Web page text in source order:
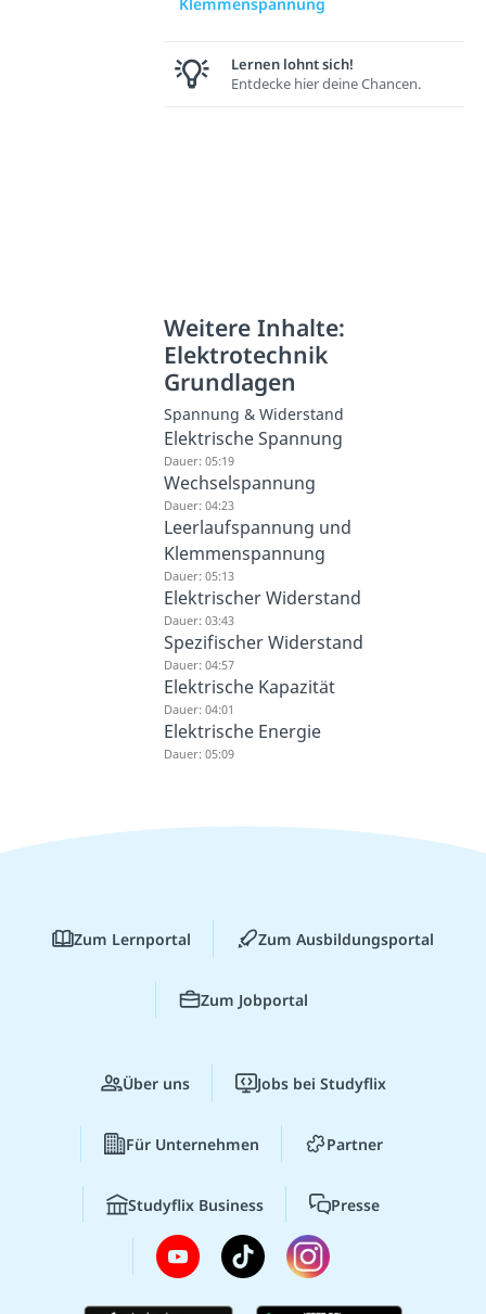
Lernen lohnt sich!
Entdecke hier deine Chancen.
Weitere Inhalte:
Elektrotechnik
Grundlagen
Spannung & Widerstand
Elektrische Spannung
Dauer: 05:19
Wechselspannung
Dauer: 04:23
Leerlaufspannung und
Klemmenspannung
Dauer: 05:13
Elektrischer Widerstand
Dauer: 03:43
Spezifischer Widerstand
Dauer: 04:57
Elektrische Kapazität
Dauer: 04:01
Elektrische Energie
Dauer: 05:09
Zum Lernportal Zum Ausbildungsportal
Zum Jobportal
Über uns Jobs bei Studyflix
Für Unternehmen Partner
Studyflix Business Presse